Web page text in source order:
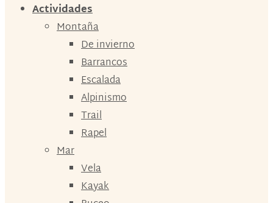
Actividades
Montaña
De invierno
Barrancos
Escalada
Alpinismo
Trail
Rapel
Mar
Vela
Kayak